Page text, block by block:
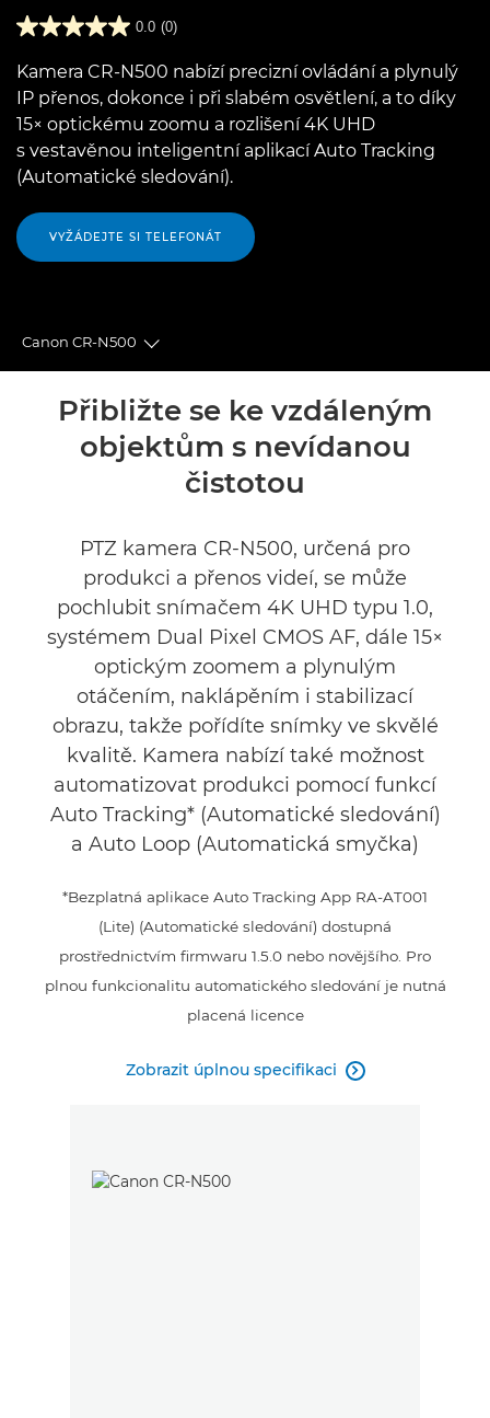
0.0 (0)
Kamera CR-N500 nabízí precizní ovládání a plynulý
IP přenos, dokonce i při slabém osvětlení, a to díky
15× optickému zoomu a rozlišení 4K UHD
s vestavěnou inteligentní aplikací Auto Tracking
(Automatické sledování).
VYŽÁDEJTE SI TELEFONÁT
Canon CR-N500
Toggle breadcrumbs
Specifikace
Přibližte se ke vzdáleným
objektům s nevídanou
čistotou
PTZ kamera CR-N500, určená pro
produkci a přenos videí, se může
pochlubit snímačem 4K UHD typu 1.0,
systémem Dual Pixel CMOS AF, dále 15×
optickým zoomem a plynulým
otáčením, naklápěním i stabilizací
obrazu, takže pořídíte snímky ve skvělé
kvalitě. Kamera nabízí také možnost
automatizovat produkci pomocí funkcí
Auto Tracking* (Automatické sledování)
a Auto Loop (Automatická smyčka)
*Bezplatná aplikace Auto Tracking App RA-AT001
(Lite) (Automatické sledování) dostupná
prostřednictvím firmwaru 1.5.0 nebo novějšího. Pro
plnou funkcionalitu automatického sledování je nutná
placená licence
Zobrazit úplnou specifikaci 